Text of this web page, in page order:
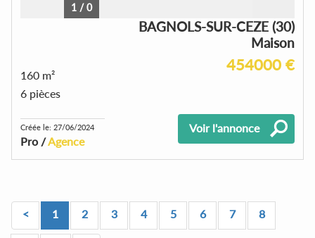
1 /0
BAGNOLS-SUR-CEZE (30)
Maison
454000 €
160 m²
6 pièces
Créée le: 27/06/2024
Pro /Agence
Voir l'annonce
< 1 2 3 4 5 6 7 8